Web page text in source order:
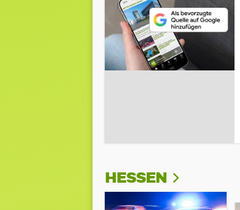
HESSEN